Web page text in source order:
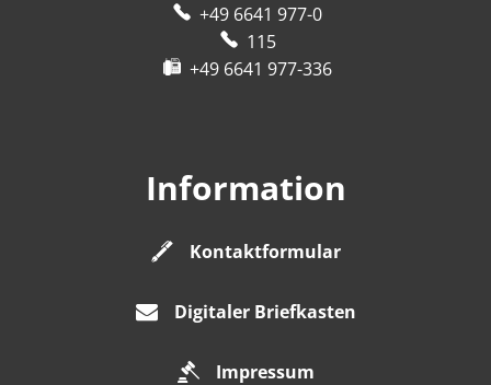
+49 6641 977-0
115
+49 6641 977-336
Information
Kontaktformular
Digitaler Briefkasten
Impressum